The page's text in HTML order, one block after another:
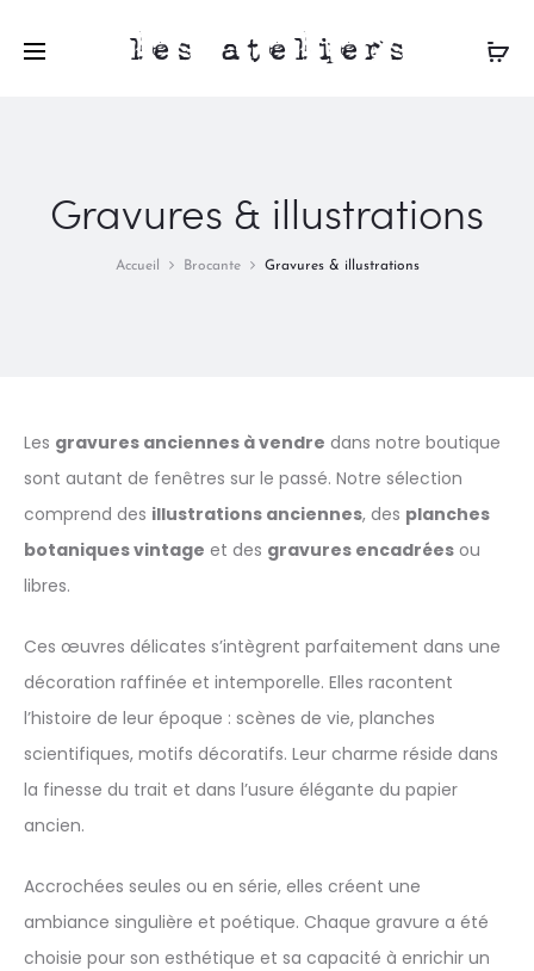
les ateliers
Gravures & illustrations
Accueil Brocante Gravures & illustrations
Les gravures anciennes à vendre dans notre boutique
sont autant de fenêtres sur le passé. Notre sélection
comprend des illustrations anciennes, des planches
botaniques vintage et des gravures encadrées ou
libres.
Ces œuvres délicates s’intègrent parfaitement dans une
décoration raffinée et intemporelle. Elles racontent
l’histoire de leur époque : scènes de vie, planches
scientifiques, motifs décoratifs. Leur charme réside dans
la finesse du trait et dans l’usure élégante du papier
ancien.
Accrochées seules ou en série, elles créent une
ambiance singulière et poétique. Chaque gravure a été
choisie pour son esthétique et sa capacité à enrichir un